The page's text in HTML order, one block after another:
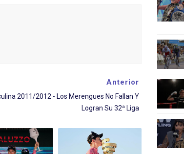
Anterior
2011/2012 - Los Merengues No Fallan Y
Logran Su 32ª Liga